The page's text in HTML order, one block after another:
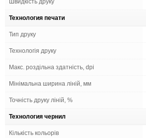
Швидкість друку
Технология печати
Тип друку
Технологія друку
Макс. роздільна здатність, dpi
Мінімальна ширина ліній, мм
Точність друку ліній, %
Технология чернил
Кількість кольорів